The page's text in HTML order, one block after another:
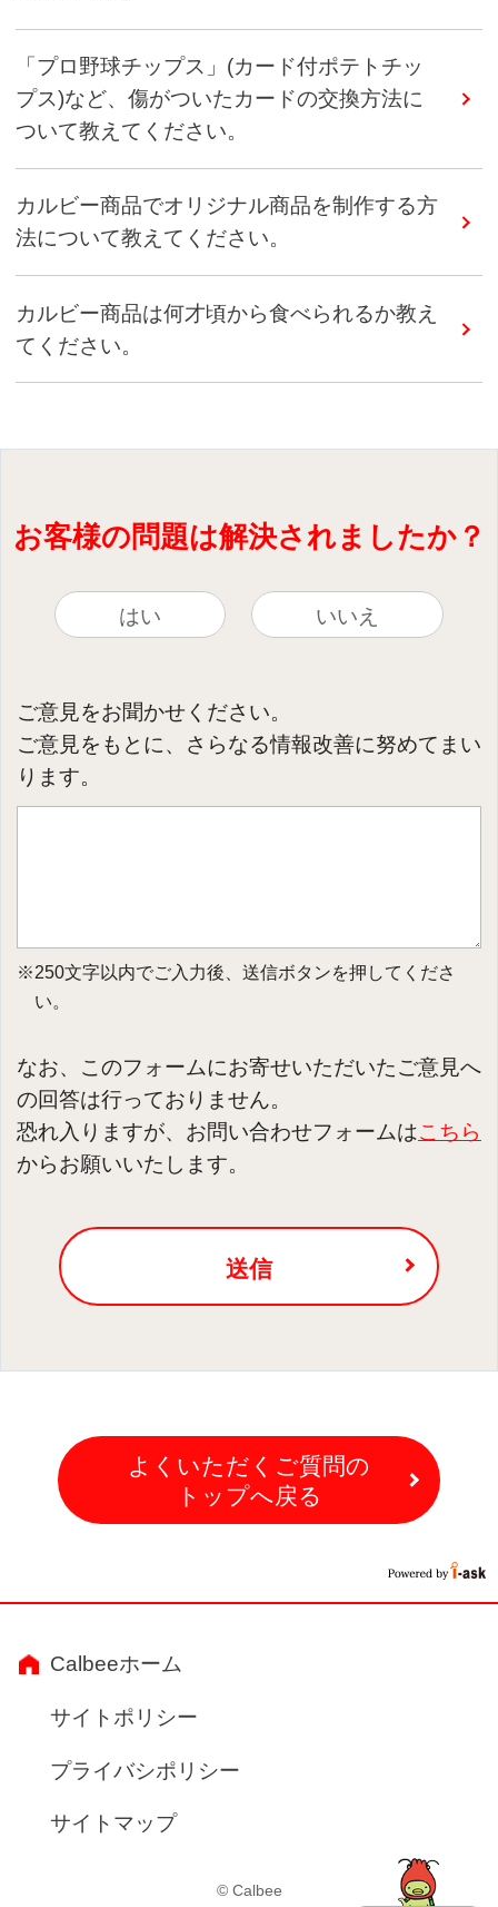
「プロ野球チップス」(カード付ポテトチッ
プス)など、傷がついたカードの交換方法に
ついて教えてください。
カルビー商品でオリジナル商品を制作する方
法について教えてください。
カルビー商品は何才頃から食べられるか教え
てください。
お客様の問題は解決されましたか？
はい いいえ
ご意見をお聞かせください。
ご意見をもとに、さらなる情報改善に努めてまい
ります。
※250文字以内でご入力後、送信ボタンを押してくださ
い。
なお、このフォームにお寄せいただいたご意見へ
の回答は行っておりません。
恐れ入りますが、お問い合わせフォームはこちら
からお願いいたします。
送信
よくいただくご質問の
トップへ戻る
Calbeeホーム
サイトポリシー
プライバシポリシー
サイトマップ
© Calbee